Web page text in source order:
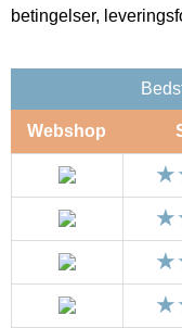
betingelser,
Webshop